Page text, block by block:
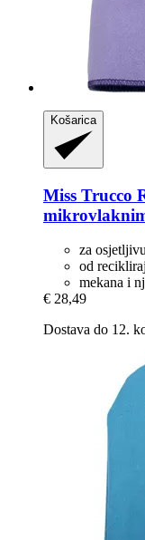
Košarica
Miss Trucco
za
od
mekana i
€ 28,49
Dostava do 12.